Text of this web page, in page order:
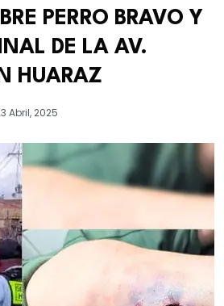
PERRO BRAVO Y
DE LA AV.
HUARAZ
Abril, 2025